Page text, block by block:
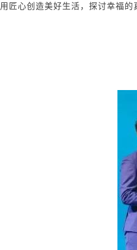
用匠心创造美好生活，探讨幸福的